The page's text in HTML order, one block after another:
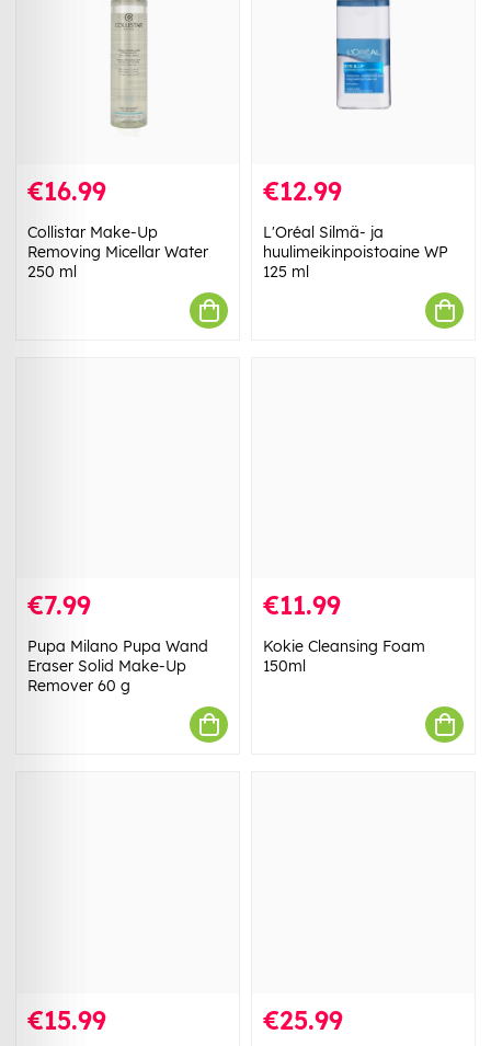
€16.99
Collistar Make-Up
Removing Micellar Water
250 ml
€12.99
L'Oréal Silmä- ja
huulimeikinpoistoaine WP
125 ml
€7.99
Pupa Milano Pupa Wand
Eraser Solid Make-Up
Remover 60 g
€11.99
Kokie Cleansing Foam
150ml
€15.99 €25.99